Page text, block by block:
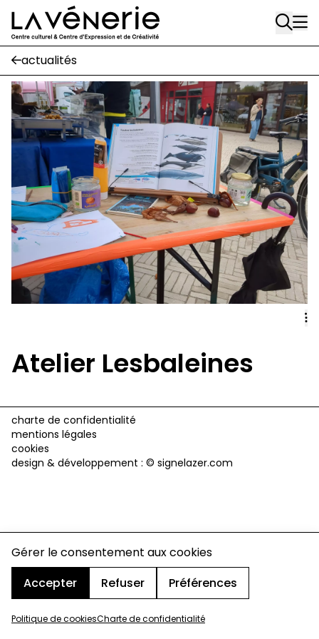
Gérer le consentement aux cookies
Accepter
Refuser Préférences
Politique de cookiesCharte de confidentialité
Aller au contenu principal
Rue Gratès, 3
1170 Watermael-Boitsfort
02 663 85 50
Écuries
Place Gilson, 3
1170 Watermael-Boitsfort
02 663 85 50
suivez-nous
Journal Vénerie- version papier
Newsletter
A
actualités
Atelier Lesbaleines
charte de confidentialité
mentions légales
cookies
design & développement : © signelazer.com